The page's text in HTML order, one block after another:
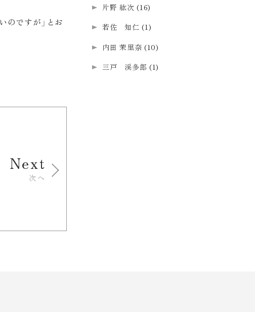
のですが」とお
Next
次へ
片野 紘次 (16)
若佐 知仁 (1)
内田 茉里奈 (10)
三戸 渓多郎 (1)